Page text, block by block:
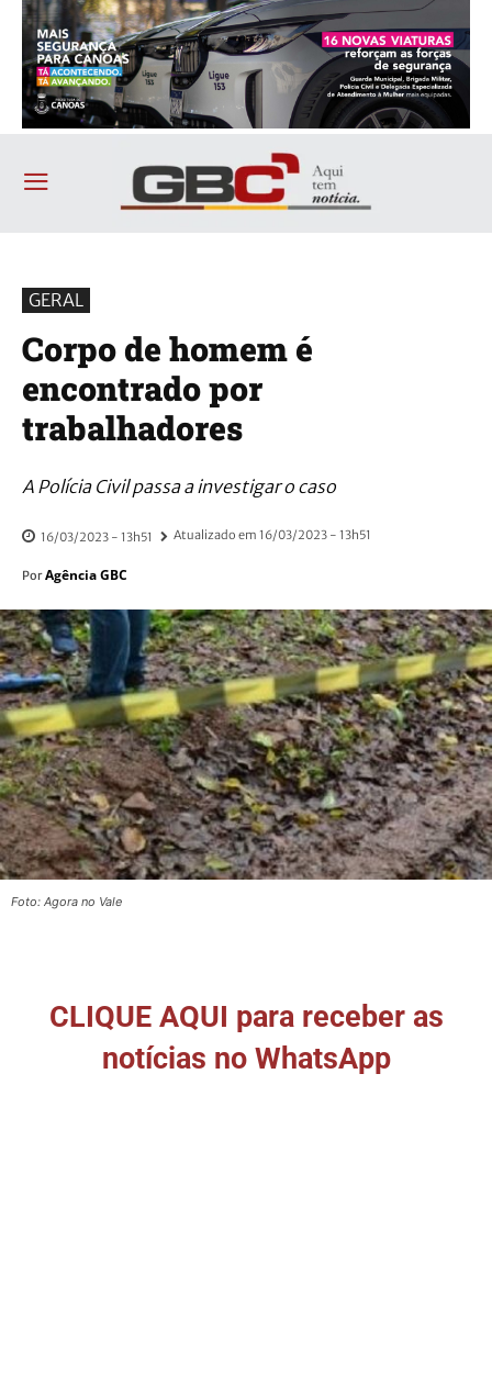
GERAL
Corpo de homem é
encontrado por
trabalhadores
A Polícia Civil passa a investigar o caso
16/03/2023 - 13h51 Atualizado em 16/03/2023 - 13h51
Por Agência GBC
Foto: Agora no Vale
CLIQUE AQUI para receber as
notícias no WhatsApp